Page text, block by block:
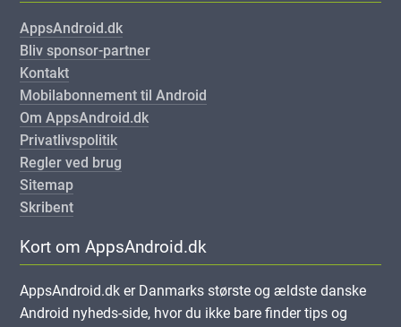
AppsAndroid.dk
Bliv sponsor-partner
Kontakt
Mobilabonnement til Android
Om AppsAndroid.dk
Privatlivspolitik
Regler ved brug
Sitemap
Skribent
Kort om AppsAndroid.dk
AppsAndroid.dk er Danmarks største og ældste danske
Android nyheds-side, hvor du ikke bare finder tips og